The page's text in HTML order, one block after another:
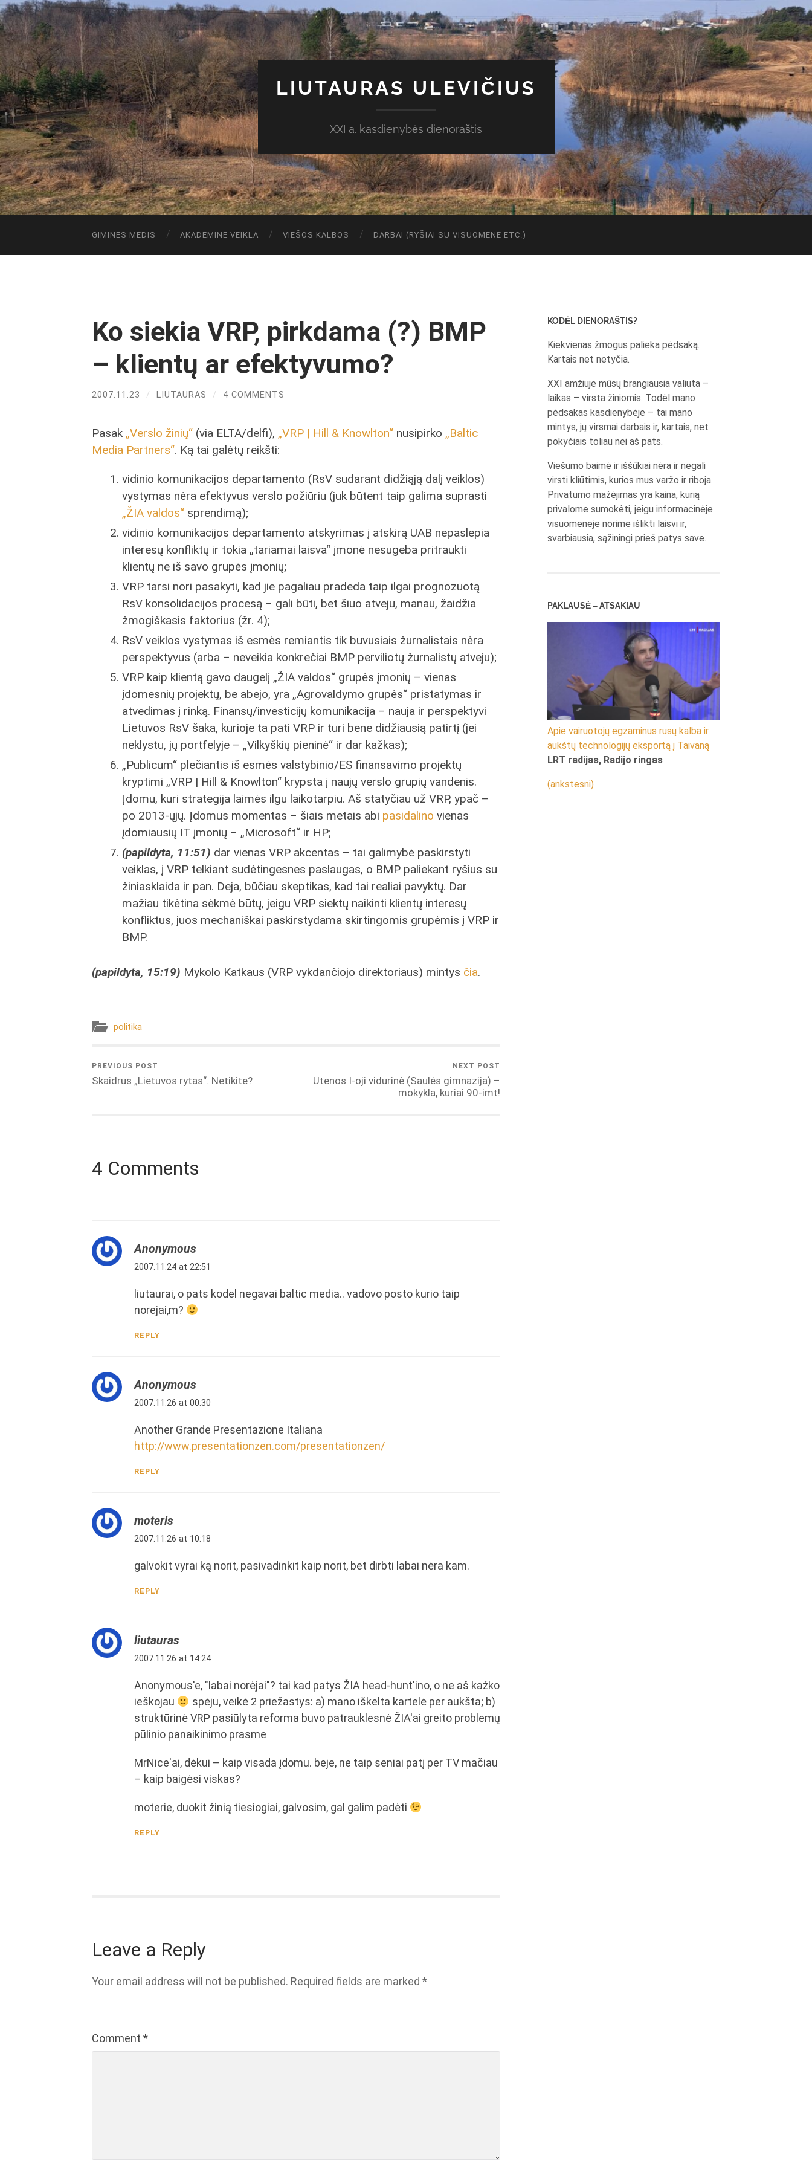
LIUTAURAS ULEVIČIUS
XXI a. kasdienybės dienoraštis
GIMINĖS MEDIS AKADEMINĖ VEIKLA VIEŠOS KALBOS DARBAI (RYŠIAI SU VISUOMENE ETC.)
Ko siekia VRP, pirkdama (?) BMP
– klientų ar efektyvumo?
2007.11.23 / LIUTAURAS / 4 COMMENTS
Pasak „Verslo žinių“ (via ELTA/delfi), „VRP | Hill & Knowlton“ nusipirko „Baltic
Media Partners“. Ką tai galėtų reikšti:
vidinio komunikacijos departamento (RsV sudarant didžiąją dalį veiklos)
vystymas nėra efektyvus verslo požiūriu (juk būtent taip galima suprasti
„ŽIA valdos“ sprendimą);
vidinio komunikacijos departamento atskyrimas į atskirą UAB nepaslepia
interesų konfliktų ir tokia „tariamai laisva“ įmonė nesugeba pritraukti
klientų ne iš savo grupės įmonių;
VRP tarsi nori pasakyti, kad jie pagaliau pradeda taip ilgai prognozuotą
RsV konsolidacijos procesą – gali būti, bet šiuo atveju, manau, žaidžia
žmogiškasis faktorius (žr. 4);
RsV veiklos vystymas iš esmės remiantis tik buvusiais žurnalistais nėra
perspektyvus (arba – neveikia konkrečiai BMP perviliotų žurnalistų atveju);
VRP kaip klientą gavo daugelį „ŽIA valdos“ grupės įmonių – vienas
įdomesnių projektų, be abejo, yra „Agrovaldymo grupės“ pristatymas ir
atvedimas į rinką. Finansų/investicijų komunikacija – nauja ir perspektyvi
Lietuvos RsV šaka, kurioje ta pati VRP ir turi bene didžiausią patirtį (jei
neklystu, jų portfelyje – „Vilkyškių pieninė“ ir dar kažkas);
„Publicum“ plečiantis iš esmės valstybinio/ES finansavimo projektų
kryptimi „VRP | Hill & Knowlton“ krypsta į naujų verslo grupių vandenis.
Įdomu, kuri strategija laimės ilgu laikotarpiu. Aš statyčiau už VRP, ypač –
po 2013-ųjų. Įdomus momentas – šiais metais abi pasidalino vienas
įdomiausių IT įmonių – „Microsoft“ ir HP;
(papildyta, 11:51) dar vienas VRP akcentas – tai galimybė paskirstyti
veiklas, į VRP telkiant sudėtingesnes paslaugas, o BMP paliekant ryšius su
žiniasklaida ir pan. Deja, būčiau skeptikas, kad tai realiai pavyktų. Dar
mažiau tikėtina sėkmė būtų, jeigu VRP siektų naikinti klientų interesų
konfliktus, juos mechaniškai paskirstydama skirtingomis grupėmis į VRP ir
BMP.
(papildyta, 15:19) Mykolo Katkaus (VRP vykdančiojo direktoriaus) mintys čia.
politika
PREVIOUS POST
Skaidrus „Lietuvos rytas“. Netikite?
NEXT POST
Utenos I-oji vidurinė (Saulės gimnazija) –
mokykla, kuriai 90-imt!
4 Comments
Anonymous
2007.11.24 at 22:51
liutaurai, o pats kodel negavai baltic media.. vadovo posto kurio taip
norejai,m?
REPLY
Anonymous
2007.11.26 at 00:30
Another Grande Presentazione Italiana
http://www.presentationzen.com/presentationzen/
REPLY
moteris
2007.11.26 at 10:18
galvokit vyrai ką norit, pasivadinkit kaip norit, bet dirbti labai nėra kam.
REPLY
liutauras
2007.11.26 at 14:24
Anonymous'e, "labai norėjai"? tai kad patys ŽIA head-hunt'ino, o ne aš kažko
ieškojau
spėju, veikė 2 priežastys: a) mano iškelta kartelė per aukšta; b)
struktūrinė VRP pasiūlyta reforma buvo patrauklesnė ŽIA'ai greito problemų
pūlinio panaikinimo prasme
MrNice'ai, dėkui – kaip visada įdomu. beje, ne taip seniai patį per TV mačiau
– kaip baigėsi viskas?
moterie, duokit žinią tiesiogiai, galvosim, gal galim padėti
REPLY
Leave a Reply
Your email address will not be published. Required fields are marked *
Comment *
KODĖL DIENORAŠTIS?
Kiekvienas žmogus palieka pėdsaką.
Kartais net netyčia.
XXI amžiuje mūsų brangiausia valiuta –
laikas – virsta žiniomis. Todėl mano
pėdsakas kasdienybėje – tai mano
mintys, jų virsmai darbais ir, kartais, net
pokyčiais toliau nei aš pats.
Viešumo baimė ir iššūkiai nėra ir negali
virsti kliūtimis, kurios mus varžo ir riboja.
Privatumo mažėjimas yra kaina, kurią
privalome sumokėti, jeigu informacinėje
visuomenėje norime išlikti laisvi ir,
svarbiausia, sąžiningi prieš patys save.
PAKLAUSĖ – ATSAKIAU
Apie vairuotojų egzaminus rusų kalba ir
aukštų technologijų eksportą į Taivaną
LRT radijas, Radijo ringas
(ankstesni)